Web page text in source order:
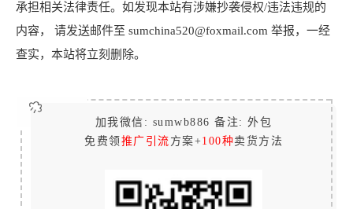
承担相关法律责任。如发现本站有涉嫌抄袭侵权/违法违规的
内容， 请发送邮件至 sumchina520@foxmail.com 举报，一经
查实，本站将立刻删除。
加我微信: sumwb886 备注: 外包
免费领 推广引流 方案+100种卖货方法